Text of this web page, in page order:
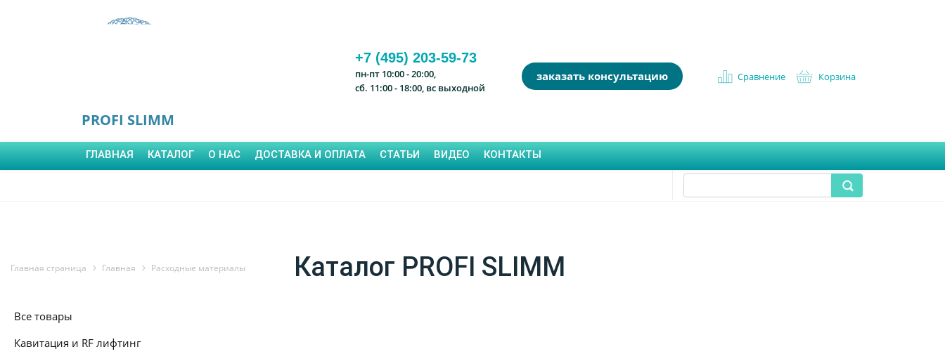
PROFI SLIMM
+7 (495) 203-59-73
пн-пт 10:00 - 20:00,
сб. 11:00 - 18:00, вс выходной
заказать консультацию Сравнение Корзина
ГЛАВНАЯ КАТАЛОГ О НАС ДОСТАВКА И ОПЛАТА СТАТЬИ ВИДЕО КОНТАКТЫ
Главная страница Главная Расходные материалы
Все товары
Кавитация и RF лифтинг
Каталог PROFI SLIMM